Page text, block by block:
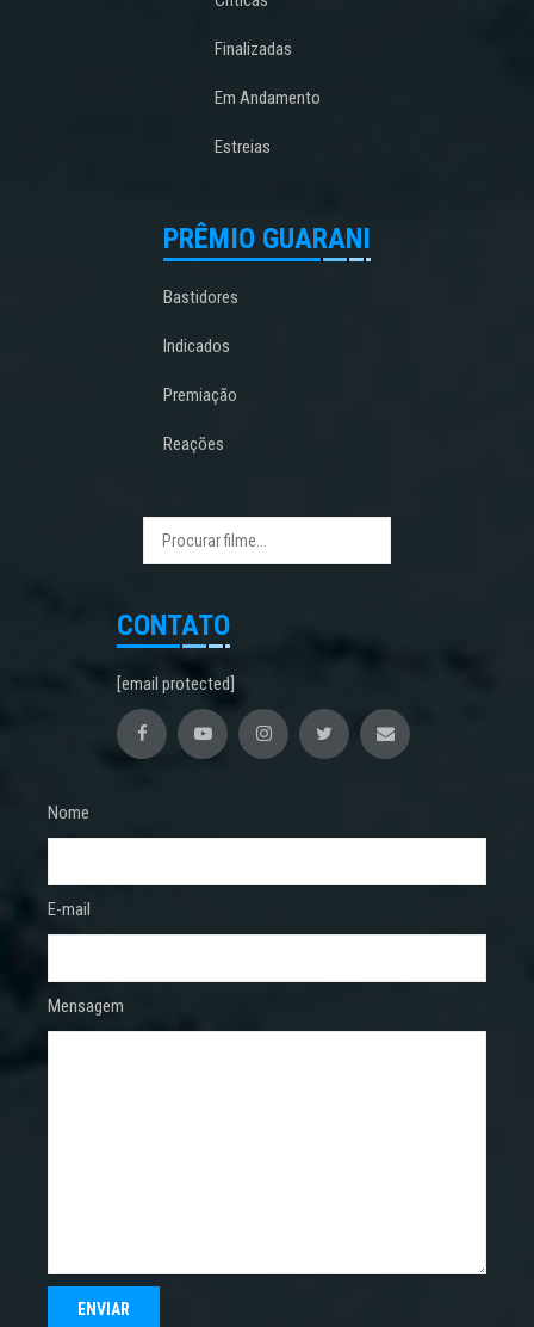
Finalizadas
Em Andamento
Estreias
PRÊMIO GUARANI
Bastidores
Indicados
Premiação
Reações
CONTATO
[email protected]
Nome
E-mail
Mensagem